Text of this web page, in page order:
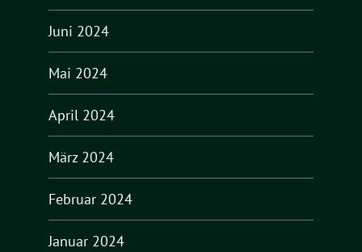
Juni 2024
Mai 2024
April 2024
März 2024
Februar 2024
Januar 2024